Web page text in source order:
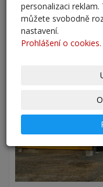
personalizaci
můžete svobodně
nastavení.
Prohlášení o cookies.